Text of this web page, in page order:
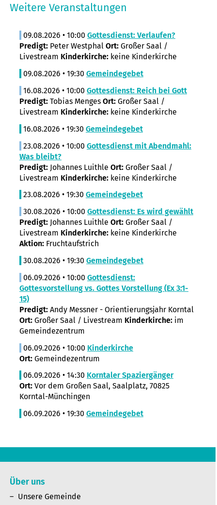
Weitere Veranstaltungen
09.08.2026 • 10:00 Gottesdienst: Verlaufen?
Predigt: Peter Westphal Ort: Großer Saal /
Livestream Kinderkirche: keine Kinderkirche
09.08.2026 • 19:30 Gemeindegebet
16.08.2026 • 10:00 Gottesdienst: Reich bei Gott
Predigt: Tobias Menges Ort: Großer Saal /
Livestream Kinderkirche: keine Kinderkirche
16.08.2026 • 19:30 Gemeindegebet
23.08.2026 • 10:00 Gottesdienst mit Abendmahl:
Was bleibt?
Predigt: Johannes Luithle Ort: Großer Saal /
Livestream Kinderkirche: keine Kinderkirche
23.08.2026 • 19:30 Gemeindegebet
30.08.2026 • 10:00 Gottesdienst: Es wird gewählt
Predigt: Johannes Luithle Ort: Großer Saal /
Livestream Kinderkirche: keine Kinderkirche
Aktion: Fruchtaufstrich
30.08.2026 • 19:30 Gemeindegebet
06.09.2026 • 10:00 Gottesdienst:
Gottesvorstellung vs. Gottes Vorstellung (Ex 3:1-
15)
Predigt: Andy Messner - Orientierungsjahr Korntal
Ort: Großer Saal / Livestream Kinderkirche: im
Gemeindezentrum
06.09.2026 • 10:00 Kinderkirche
Ort: Gemeindezentrum
06.09.2026 • 14:30 Korntaler Spaziergänger
Ort: Vor dem Großen Saal, Saalplatz, 70825
Korntal-Münchingen
06.09.2026 • 19:30 Gemeindegebet
Über uns
Unsere Gemeinde